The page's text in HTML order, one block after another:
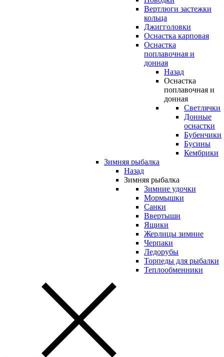
Вертлюги застежки
кольца
Джигголовки
Оснастка карповая
Оснастка
поплавочная и
донная
Назад
Оснастка
поплавочная и
донная
Светлячки
Донные
оснастки
Бубенчики
Бусины
Кембрики
Зимняя рыбалка
Назад
Зимняя рыбалка
Зимние удочки
Мормышки
Санки
Ввертыши
Ящики
Жерлицы зимние
Черпаки
Ледорубы
Торпеды для рыбалки
Теплообменники